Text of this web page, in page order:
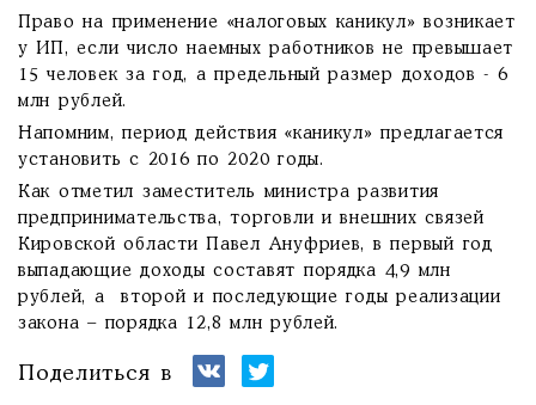
Право на применение «налоговых каникул» возникает
у ИП, если число наемных работников не превышает
15 человек за год, а предельный размер доходов - 6
млн рублей.
Напомним, период действия «каникул» предлагается
установить с 2016 по 2020 годы.
Как отметил заместитель министра развития
предпринимательства, торговли и внешних связей
Кировской области Павел Ануфриев, в первый год
выпадающие доходы составят порядка 4,9 млн
рублей, а второй и последующие годы реализации
закона – порядка 12,8 млн рублей.
Поделиться в